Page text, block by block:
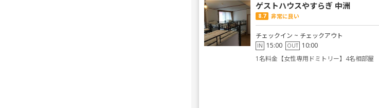
ゲストハウスやすらぎ 中洲
8.7 非常に良い
チェックイン ~ チェックアウト
IN 15:00 OUT 10:00
1名料金【女性専用ドミトリー】4名相部屋